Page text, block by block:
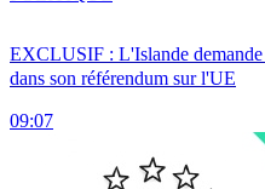
EXCLUSIF : L'Islande demande
dans son référendum sur l'UE
09:07